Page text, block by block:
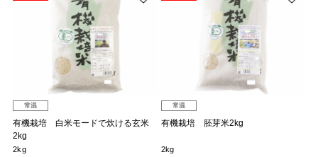
常温
有機栽培 白米モードで炊ける玄米
2kg
2kg
常温
有機栽培 胚芽米2kg
2kg